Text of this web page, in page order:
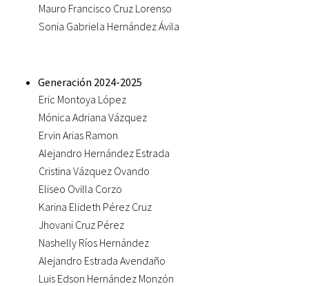
Mauro Francisco Cruz Lorenso
Sonia Gabriela Hernández Ávila
Generación 2024-2025
Eric Montoya López
Mónica Adriana Vázquez
Ervin Arias Ramon
Alejandro Hernández Estrada
Cristina Vázquez Ovando
Eliseo Ovilla Corzo
Karina Elideth Pérez Cruz
Jhovani Cruz Pérez
Nashelly Ríos Hernández
Alejandro Estrada Avendaño
Luis Edson Hernández Monzón